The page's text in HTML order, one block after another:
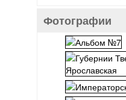
Фотографии